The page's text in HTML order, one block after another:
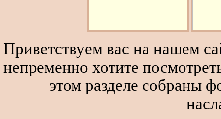
Приветствуем вас на нашем
непременно хотите
этом разделе собраны